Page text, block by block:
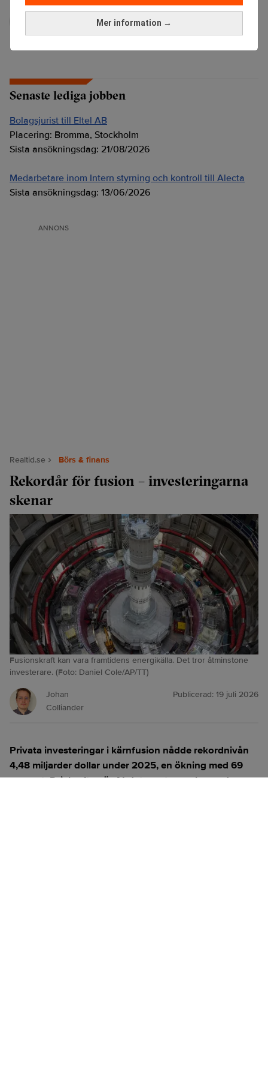
Mer information →
administrator
Senaste lediga jobben
Bolagsjurist till Eltel AB
Placering: Bromma, Stockholm
Sista ansökningsdag: 21/08/2026
Medarbetare inom Intern styrning och kontroll till Alecta
Sista ansökningsdag: 13/06/2026
ANNONS
Realtid.se Börs & finans
Rekordår för fusion – investeringarna
skenar
Fusionskraft kan vara framtidens energikälla. Det tror åtminstone
investerare. (Foto: Daniel Cole/AP/TT)
Johan
Colliander
Publicerad: 19 juli 2026
Privata investeringar i kärnfusion nådde rekordnivån
4,48 miljarder dollar under 2025, en ökning med 69
procent. Drivkraften är AI-datacentrens skenande